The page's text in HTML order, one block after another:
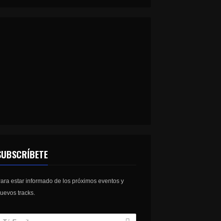
estar informado de los próximos eventos y
tracks.